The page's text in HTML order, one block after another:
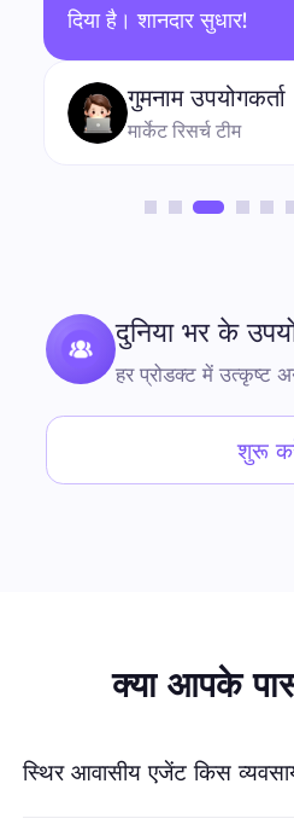
दिया है। शानदार सुधार!
गुमनाम उपयोगकर्ता
मार्केट रिसर्च टीम
दुनिया भर के
हर प्रोडक्ट में उत्कृष्ट
शुरू
क्या आपके
स्थिर आवासीय एजेंट किस